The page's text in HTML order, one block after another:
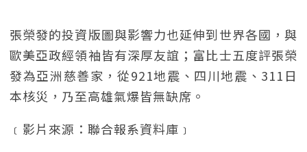
張榮發的投資版圖與影響力也延伸到世界各國，與
歐美亞政經領袖皆有深厚友誼；富比士五度評張榮
發為亞洲慈善家，從921地震、四川地震、311日
本核災，乃至高雄氣爆皆無缺席。
﹝影片來源：聯合報系資料庫﹞